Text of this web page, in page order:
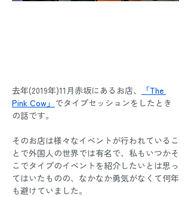
去年(2019年)11月赤坂にあるお店、
「The
Pink Cow」 でタイプセッションをしたとき
の話です。
そのお店は様々なイベントが行われているこ
とで外国人の世界では有名で、私もいつかそ
こでタイプのイベントを紹介したいとは思っ
てはいたものの、なかなか勇気がなくて何年
も避けていました。